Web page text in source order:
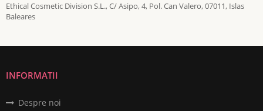
Ethical Cosmetic Division S.L., C/ Asipo, 4, Pol. Can Valero, 07011, Islas
Baleares
INFORMATII
Despre noi